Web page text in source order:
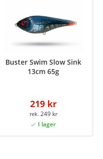
Buster Swim Slow Sink
13cm 65g
219 kr
249 kr